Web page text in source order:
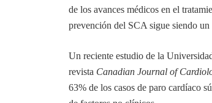
de los avances médicos en el
prevención del SCA sigue siendo un
Un reciente estudio de la
revista Canadian Journal of
63% de los casos de paro cardíaco